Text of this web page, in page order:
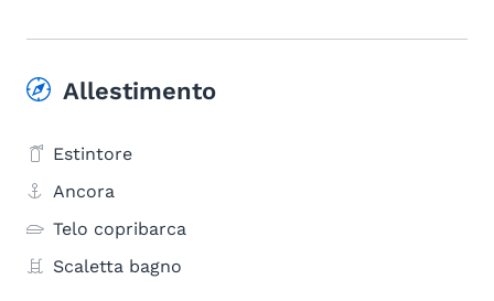
Allestimento
Estintore
Ancora
Telo copribarca
Scaletta bagno